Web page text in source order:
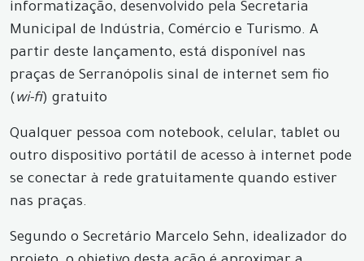
informatização, desenvolvido pela Secretaria
Municipal de Indústria, Comércio e Turismo. A
partir deste lançamento, está disponível nas
praças de Serranópolis sinal de internet sem fio
(wi-fi) gratuito
Qualquer pessoa com notebook, celular, tablet ou
outro dispositivo portátil de acesso à internet pode
se conectar à rede gratuitamente quando estiver
nas praças.
Segundo o Secretário Marcelo Sehn, idealizador do